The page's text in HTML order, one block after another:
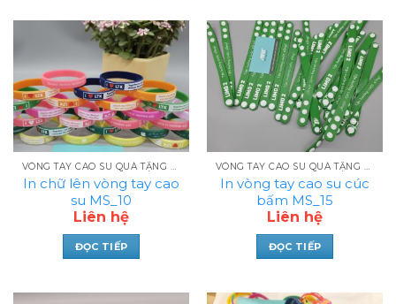
VÒNG TAY CAO SU QUÀ TẶNG ANT
In chữ lên vòng tay cao
su MS_10
Liên hệ
ĐỌC TIẾP
VÒNG TAY CAO SU QUÀ TẶNG ANT
In vòng tay cao su cúc
bấm MS_15
Liên hệ
ĐỌC TIẾP